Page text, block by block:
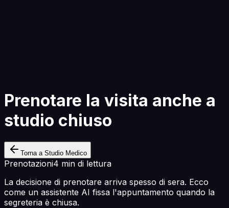
Prenotare la visita anche a
studio chiuso
Torna a Studio Medico
Prenotazioni4 min di lettura
La decisione di prenotare arriva spesso di sera. Ecco
come un assistente AI fissa l'appuntamento quando la
segreteria è chiusa.